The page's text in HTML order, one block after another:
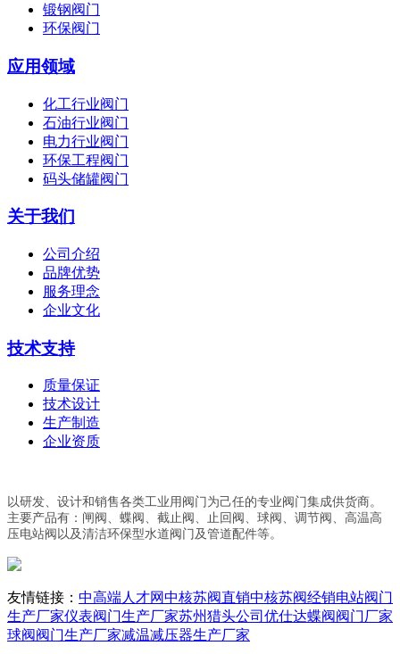
锻钢阀门
环保阀门
应用领域
化工行业阀门
石油行业阀门
电力行业阀门
环保工程阀门
码头储罐阀门
关于我们
公司介绍
品牌优势
服务理念
企业文化
技术支持
质量保证
技术设计
生产制造
企业资质
以研发、设计和销售各类工业用阀门为己任的专业阀门集成供货商。
主要产品有：闸阀、蝶阀、截止阀、止回阀、球阀、调节阀、高温高
压电站阀以及清洁环保型水道阀门及管道配件等。
友情链接： 中高端人才网中核苏阀直销中核苏阀经销电站阀门
生产厂家仪表阀门生产厂家苏州猎头公司优仕达蝶阀阀门厂家
球阀阀门生产厂家减温减压器生产厂家